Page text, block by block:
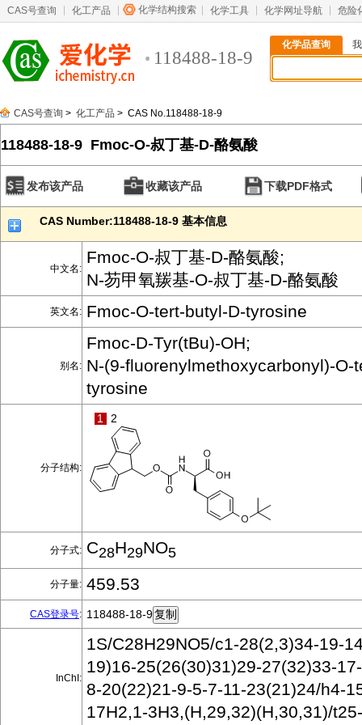
CAS号查询 化工产品 化学结构搜索 化学工具 化学网址导航 危险
118488-18-9
化学品查询
CAS号查询 > 化工产品 > CAS No.118488-18-9
118488-18-9 Fmoc-O-叔丁基-D-酪氨酸
发布该产品 收藏该产品 下载PDF格式
CAS Number:118488-18-9 基本信息
中文名:
Fmoc-O-叔丁基-D-酪氨酸;
N-芴甲氧羰基-O-叔丁基-D-酪氨酸
英文名: Fmoc-O-tert-butyl-D-tyrosine
别名:
Fmoc-D-Tyr(tBu)-OH;
N-(9-fluorenylmethoxycarbonyl)-O-
tyrosine
分子结构:
1 2
分子式: C28H29NO5
分子量: 459.53
CAS登录号: 118488-18-9
InChI:
1S/C28H29NO5/c1-28(2,3)34-19-
19)16-25(26(30)31)29-27(32)33-
8-20(22)21-9-5-7-11-23(21)24/h4-
17H2,1-3H3,(H,29,32)(H,30,31)/